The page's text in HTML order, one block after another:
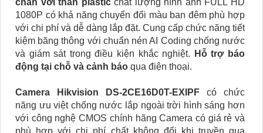
1080P có khả năng chuyển đổi màu ban đêm phù hợp
với chi phí và dễ dàng lắp đặt. Cung cấp chức năng tiết
kiệm băng thông với chuẩn nén AI Coding chống nước
và giám sát trong điều kiện khắc nghiệt.
Hỗ trợ báo
động tại chỗ và cảnh báo qua điện thoại.
Camera Hikvision DS-2CE16D0T-EXIPF có chức
năng ưu việt chống nước lắp ngoài trời hình sáng hơn
với công nghệ CMOS chính hãng Camera có giá rẻ và
phù hợp với chi phí chất không đổi khi truyền qua